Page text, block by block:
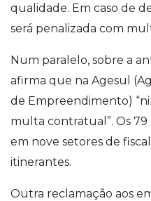
qualidade. Em caso de
será penalizada com
Num paralelo, sobre a
afirma que na Agesul
de Empreendimento)
multa contratual”. Os
em nove setores de
itinerantes.
Outra reclamação aos